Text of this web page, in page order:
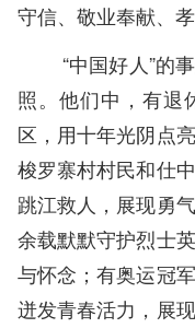
守信、敬业奉献、
“中国好人”的
照。他们中，有退
区，用十年光阴点
梭罗寨村村民和仕
跳江救人，展现勇
余载默默守护烈士
与怀念；有奥运冠
迸发青春活力，展